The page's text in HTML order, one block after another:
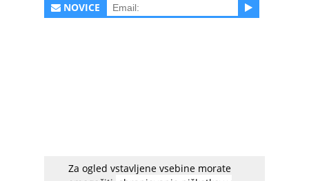
NOVICE
Za ogled vstavljene vsebine morate
Priljubljen igričarski Youtube kanal